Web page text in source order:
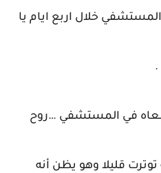
خلال اربع ايام يا
.
معاه في المستشفي …روح
قليلا وهو يظن أنه